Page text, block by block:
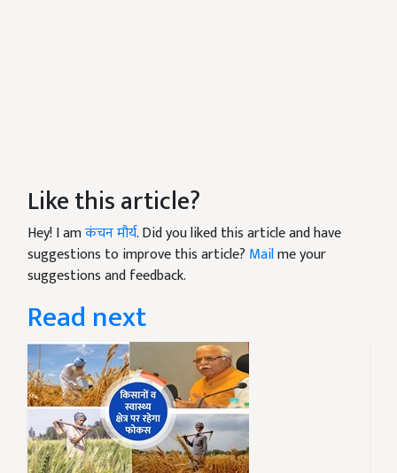
Like this article?
Hey! I amकंचन मौर्य. Did you liked this article and have
suggestions to improve this article? Mailme your
suggestions and feedback.
Read next